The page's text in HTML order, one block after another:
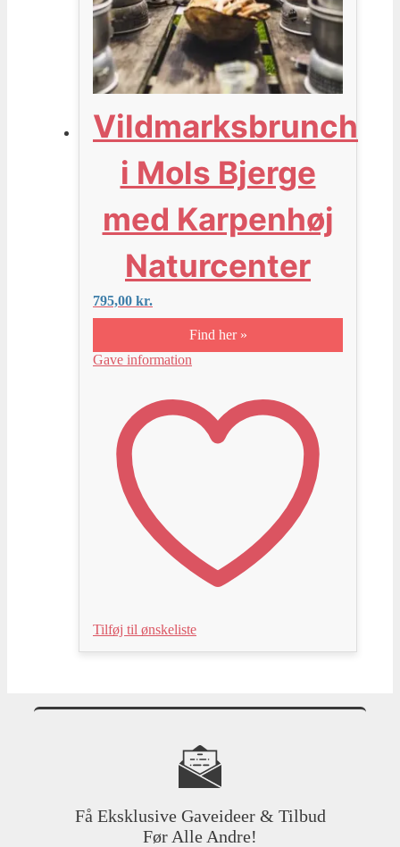
Vildmarksbrunch
i Mols Bjerge
med Karpenhøj
Naturcenter
795,00 kr.
Find her »
Gave information
Tilføj til ønskeliste
Få Eksklusive Gaveideer & Tilbud
Før Alle Andre!